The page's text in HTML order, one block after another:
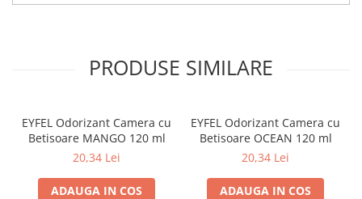
– Introduceti betisoarele, care dupa ce absorb parfumul vor
accesibila pentru copii si animale de casa!
proaspata!
– La amplasare va rugam sa fiti atenti ca betisoarele sau parfumul
sa nu intre in contact cu suprafete lacuite din plastic, fiindca ele
pot fi deteriorate!
PRODUSE SIMILARE
EYFEL Odorizant Camera cu
Betisoare MANGO 120 ml
20,34 Lei
ADAUGA IN COS
EYFEL Odorizant Camera cu
Betisoare OCEAN 120 ml
20,34 Lei
ADAUGA IN COS